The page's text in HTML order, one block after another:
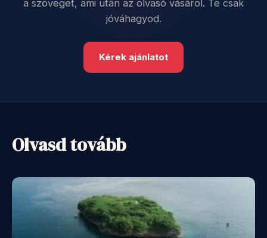
a szöveget, ami után az olvasó vásárol. Te csak
jóváhagyod.
Kérek ajánlatot
Olvasd tovább